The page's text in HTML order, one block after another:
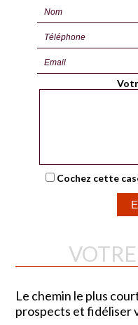
Cochez cette
Le chemin le plus
prospects et fidéliser